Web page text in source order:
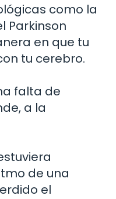
como la
Parkinson
en que tu
tu cerebro.
falta de
a la
de una
el